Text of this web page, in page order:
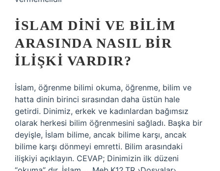
İSLAM DINI VE BILIM
ARASINDA NASIL BIR
ILIŞKI VARDIR?
İslam, öğrenme bilimi okuma, öğrenme, bilim ve
hatta dinin birinci sırasından daha üstün hale
getirdi. Dinimiz, erkek ve kadınlardan bağımsız
olarak herkesi bilim öğrenmesini sağladı. Başka bir
deyişle, İslam bilime, ancak bilime karşı, ancak
bilime karşı dönmeyi emretti. Bilim arasındaki
ilişkiyi açıklayın. CEVAP; Dinimizin ilk düzeni